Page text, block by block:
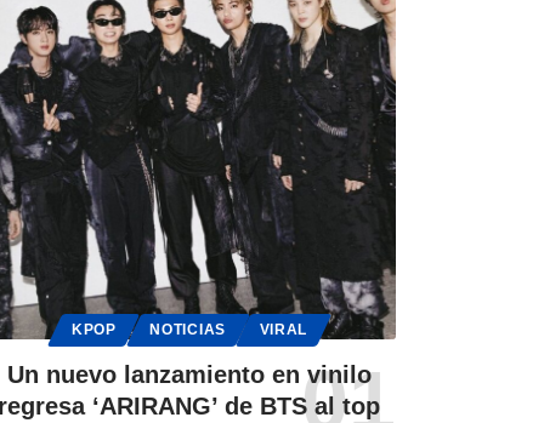
KPOP NOTICIAS VIRAL
Un nuevo lanzamiento en vinilo
‘ARIRANG’ de BTS al top